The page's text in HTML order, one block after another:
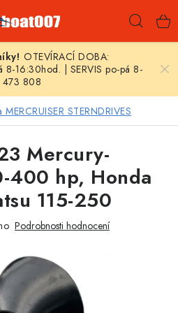
OTEVÍRACÍ DOBA:
8-16:30hod. | SERVIS po-pá 8-
808
STERNDRIVES
Mercury-
400 hp, Honda
115-250
Podrobnosti hodnocení